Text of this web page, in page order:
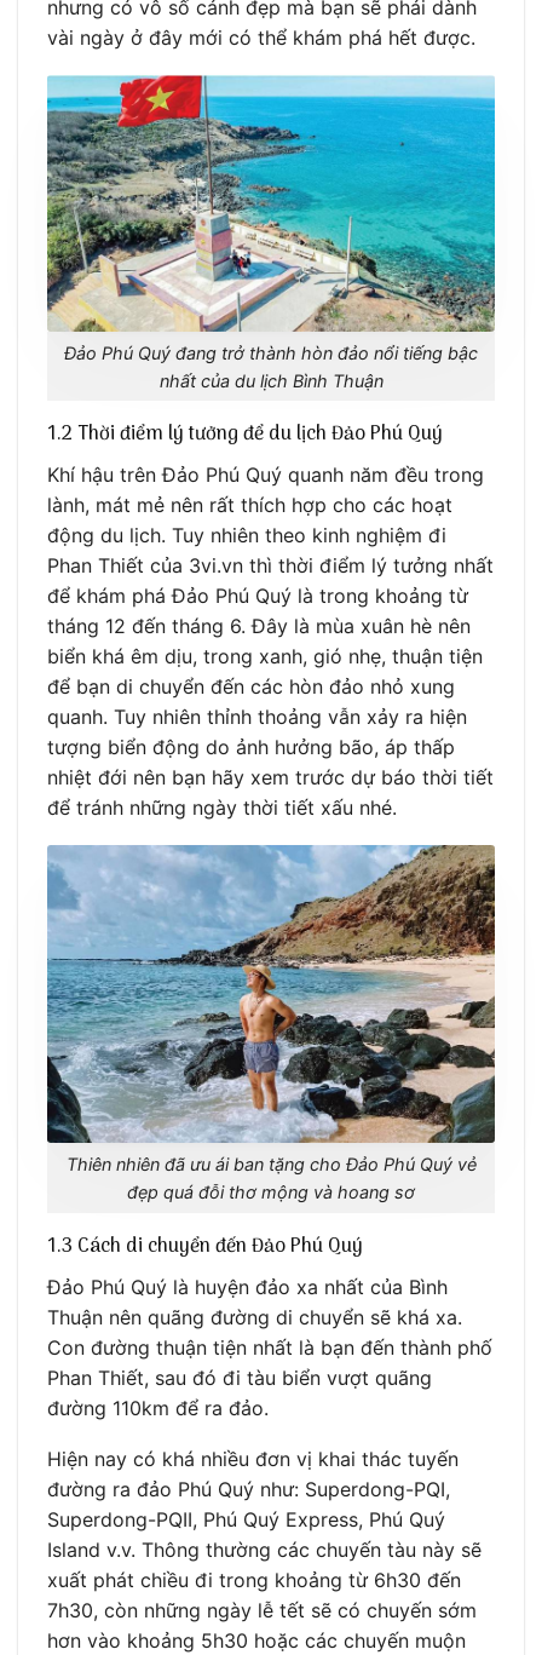
nhưng có vô số cảnh đẹp mà bạn sẽ phải dành
vài ngày ở đây mới có thể khám phá hết được.
Đảo Phú Quý đang trở thành hòn đảo nổi tiếng bậc
nhất của du lịch Bình Thuận
1.2 Thời điểm lý tưởng để du lịch Đảo Phú Quý
Khí hậu trên Đảo Phú Quý quanh năm đều trong
lành, mát mẻ nên rất thích hợp cho các hoạt
động du lịch. Tuy nhiên theo kinh nghiệm đi
Phan Thiết của 3vi.vn thì thời điểm lý tưởng nhất
để khám phá Đảo Phú Quý là trong khoảng từ
tháng 12 đến tháng 6. Đây là mùa xuân hè nên
biển khá êm dịu, trong xanh, gió nhẹ, thuận tiện
để bạn di chuyển đến các hòn đảo nhỏ xung
quanh. Tuy nhiên thỉnh thoảng vẫn xảy ra hiện
tượng biển động do ảnh hưởng bão, áp thấp
nhiệt đới nên bạn hãy xem trước dự báo thời tiết
để tránh những ngày thời tiết xấu nhé.
Thiên nhiên đã ưu ái ban tặng cho Đảo Phú Quý vẻ
đẹp quá đỗi thơ mộng và hoang sơ
1.3 Cách di chuyển đến Đảo Phú Quý
Đảo Phú Quý là huyện đảo xa nhất của Bình
Thuận nên quãng đường di chuyển sẽ khá xa.
Con đường thuận tiện nhất là bạn đến thành phố
Phan Thiết, sau đó đi tàu biển vượt quãng
đường 110km để ra đảo.
Hiện nay có khá nhiều đơn vị khai thác tuyến
đường ra đảo Phú Quý như: Superdong-PQI,
Superdong-PQII, Phú Quý Express, Phú Quý
Island v.v. Thông thường các chuyến tàu này sẽ
xuất phát chiều đi trong khoảng từ 6h30 đến
7h30, còn những ngày lễ tết sẽ có chuyến sớm
hơn vào khoảng 5h30 hoặc các chuyến muộn